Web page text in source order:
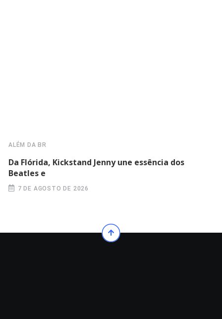
ALÉM DA BR
Da Flórida, Kickstand Jenny une essência dos
Beatles e
7 DE AGOSTO DE 2026